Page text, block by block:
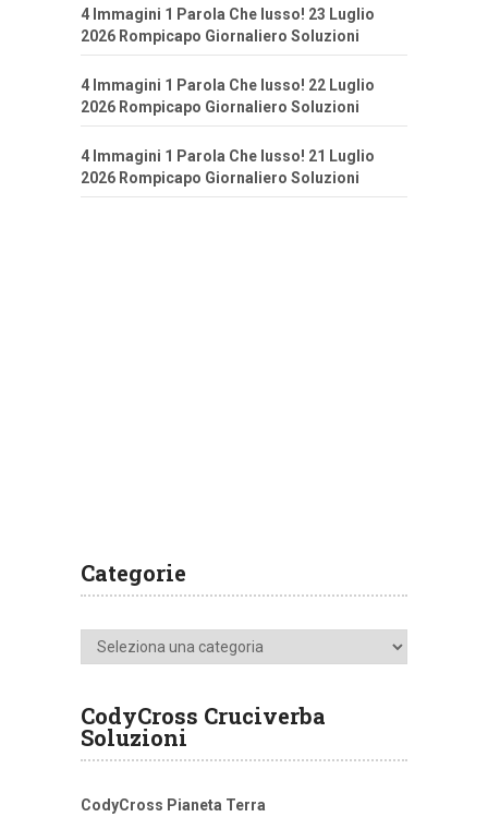
4 Immagini 1 Parola Che lusso! 23 Luglio
2026 Rompicapo Giornaliero Soluzioni
4 Immagini 1 Parola Che lusso! 22 Luglio
2026 Rompicapo Giornaliero Soluzioni
4 Immagini 1 Parola Che lusso! 21 Luglio
2026 Rompicapo Giornaliero Soluzioni
Categorie
Categorie
CodyCross Cruciverba
Soluzioni
CodyCross Pianeta Terra